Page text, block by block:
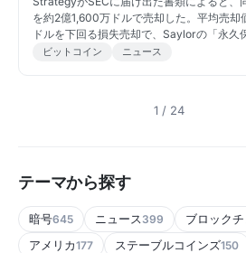
を約2億1,600万ドルで売却した。平均売
ドルを下回る損失売却で、Saylorの「永久
ビットコイン ニュース
1 / 24
テーマから探す
暗号645 ニュース 399 ブロック
アメリカ177 ステーブルコインズ150